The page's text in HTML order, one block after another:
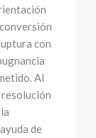
con
Al
resolución
de